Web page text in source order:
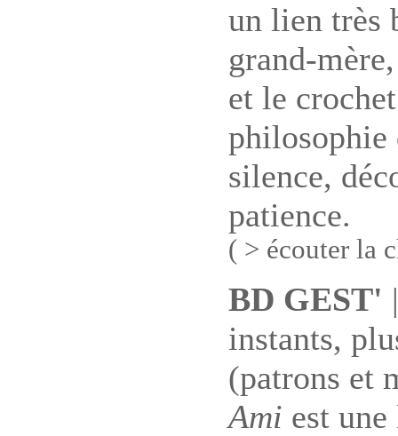
un lien très
grand-
et le
philosophie
silence,
patience.
( > écouter la
BD GEST'
instants,
(patrons et
Ami est